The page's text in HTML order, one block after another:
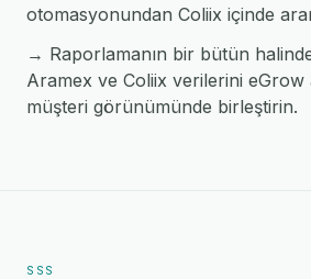
otomasyonundan Coliix içinde
→ Raporlamanın bir bütün
Aramex ve Coliix verilerini
müşteri görünümünde birleştirin.
SSS